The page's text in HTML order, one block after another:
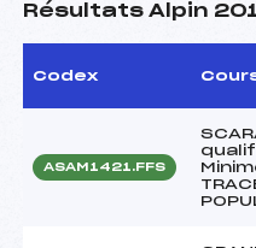
Résultats Alpin
Codex
ASAM1421.FFS